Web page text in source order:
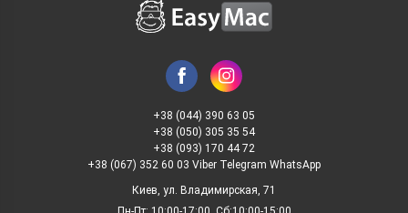
+38 (044) 390 63 05
+38 (050) 305 35 54
+38 (093) 170 44 72
+38 (067) 352 60 03 Viber Telegram WhatsApp
Киев, ул. Владимирская, 71